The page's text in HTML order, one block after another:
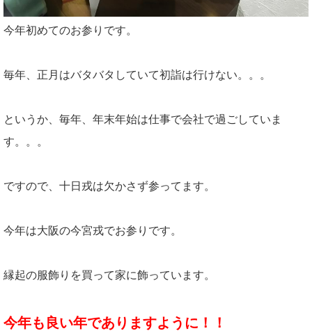
今年初めてのお参りです。
毎年、正月はバタバタしていて初詣は行けない。。。
というか、毎年、年末年始は仕事で会社で過ごしていま
す。。。
ですので、十日戎は欠かさず参ってます。
今年は大阪の今宮戎でお参りです。
縁起の服飾りを買って家に飾っています。
今年も良い年でありますように！！